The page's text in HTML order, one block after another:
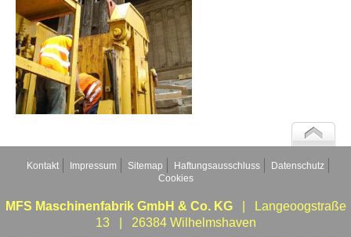
Kontakt Impressum Sitemap Haftungsausschluss
Datenschutz
Cookies
MFS Maschinenfabrik GmbH & Co. KG| Langeoogstraße
13 | 26384 Wilhelmshaven